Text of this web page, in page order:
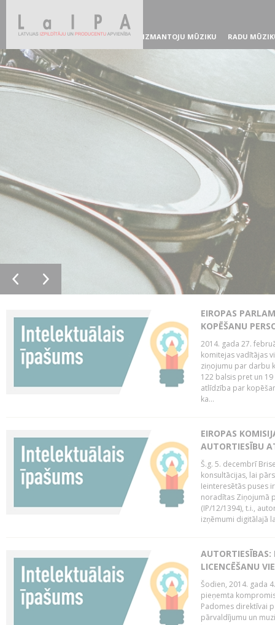
IZMANTOJU MŪZIKU RADU
EIROPAS
KOPĒŠANU
2014. gada 27.
komitejas vadītājas
ziņojumu par darbu
122 balsis pret un
atlīdzība par
ka...
EIROPAS
AUTORTIESĪBU
Š.g. 5. decembrī
konsultācijas, lai
Ieinteresētās puses
noradītas Ziņojumā
(IP/12/1394), t.i.,
izņēmumi digitālajā
AUTORTIESĪBAS:
LICENCĒŠANU
Šodien, 2014. gada
pieņemta
Padomes direktīvai
pārvaldījumu un